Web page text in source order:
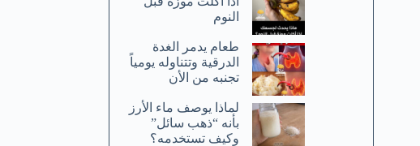
النوم
طعام يدمر الغدة
الدرقية وتتناوله يومياً
تجنبه من الأن
لماذا يوصف ماء الأرز
بأنه “ذهب سائل”
وكيف تستخدمه؟